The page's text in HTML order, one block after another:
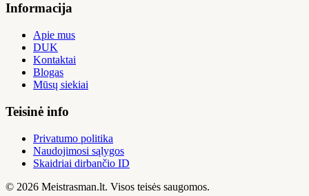
Informacija
Apie mus
DUK
Kontaktai
Blogas
Mūsų siekiai
Teisinė info
Privatumo politika
Naudojimosi sąlygos
Skaidriai dirbančio ID
© 2026 Meistrasman.lt. Visos teisės saugomos.